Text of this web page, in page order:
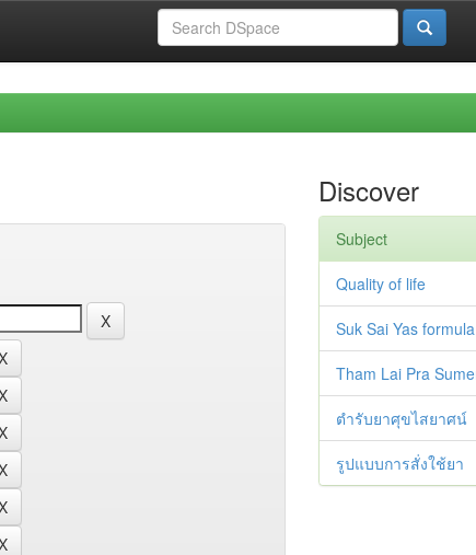
Discover
Subject
Quality of life
Suk Sai Yas formula
Tham Lai Pra
ตำรับยาศุขไสยาศน์
รูปแบบการสั่งใช้ยา